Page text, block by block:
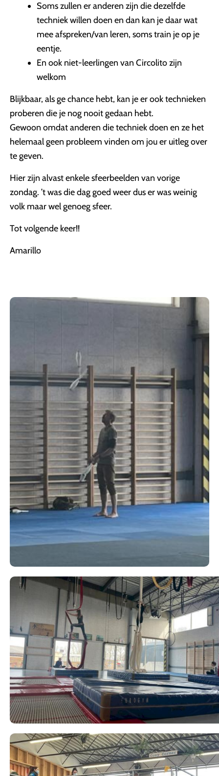
Soms zullen er anderen zijn die dezelfde
techniek willen doen en dan kan je daar wat
mee afspreken/van leren, soms train je op je
eentje.
En ook niet-leerlingen van Circolito zijn
welkom
Blijkbaar, als ge chance hebt, kan je er ook technieken
proberen die je nog nooit gedaan hebt.
Gewoon omdat anderen die techniek doen en ze het
helemaal geen probleem vinden om jou er uitleg over
te geven.
Hier zijn alvast enkele sfeerbeelden van vorige
zondag. ’t was die dag goed weer dus er was weinig
volk maar wel genoeg sfeer.
Tot volgende keer!!
Amarillo